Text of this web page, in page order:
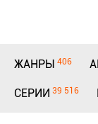
ЖАНРЫ 406
СЕРИИ 39 516